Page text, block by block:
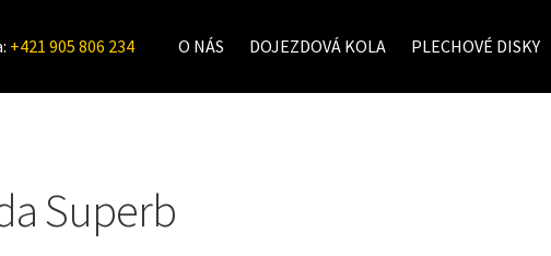
+421 905 806 234 O NÁS DOJEZDOVÁ KOLA PLECHOVÉ DISKY
Superb